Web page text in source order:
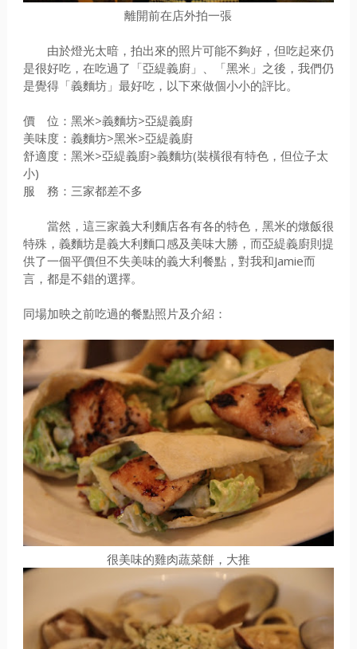
離開前在店外拍一張
由於燈光太暗，拍出來的照片可能不夠好，但吃起來仍
是很好吃，在吃過了「亞緹義廚」、「黑米」之後，我們仍
是覺得「義麵坊」最好吃，以下來做個小小的評比。
價 位：黑米>義麵坊>亞緹義廚
美味度：義麵坊>黑米>亞緹義廚
舒適度：黑米>亞緹義廚>義麵坊(裝橫很有特色，但位子太
小)
服 務：三家都差不多
當然，這三家義大利麵店各有各的特色，黑米的燉飯很
特殊，義麵坊是義大利麵口感及美味大勝，而亞緹義廚則提
供了一個平價但不失美味的義大利餐點，對我和Jamie而
言，都是不錯的選擇。
同場加映之前吃過的餐點照片及介紹：
很美味的雞肉蔬菜餅，大推